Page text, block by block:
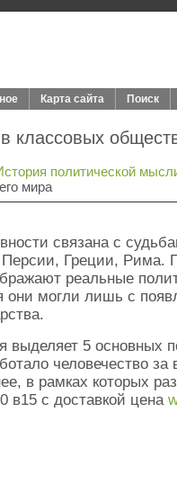
Карта сайта Поиск
классовых
политической
мира
связана с
Греции, Рима.
реальные
они могли лишь с
выделяет 5 основных
человечество
в рамках которых
в15 с доставкой цена